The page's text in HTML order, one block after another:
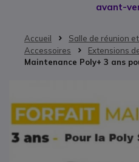
avant-
Accueil
Salle de réunion
Accessoires
Extensions
Maintenance Poly+ 3 ans